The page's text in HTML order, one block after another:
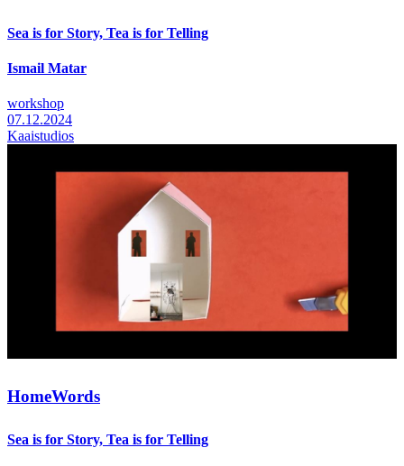
Sea is for Story, Tea is for Telling
Ismail Matar
workshop
07.12.2024
Kaaistudios
HomeWords
Sea is for Story, Tea is for Telling